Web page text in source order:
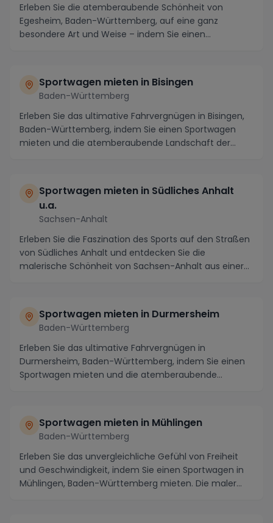
Erleben Sie die atemberaubende Schönheit von
Egesheim, Baden-Württemberg, auf eine ganz
besondere Art und Weise – indem Sie einen
Sportwagen mieten in Bisingen
Baden-Württemberg
Erleben Sie das ultimative Fahrvergnügen in Bisingen,
Baden-Württemberg, indem Sie einen Sportwagen
mieten und die atemberaubende Landschaft der
Sportwagen mieten in Südliches Anhalt
u.a.
Sachsen-Anhalt
Erleben Sie die Faszination des Sports auf den Straßen
von Südliches Anhalt und entdecken Sie die
malerische Schönheit von Sachsen-Anhalt aus einer
Sportwagen mieten in Durmersheim
Baden-Württemberg
Erleben Sie das ultimative Fahrvergnügen in
Durmersheim, Baden-Württemberg, indem Sie einen
Sportwagen mieten und die atemberaubende
Sportwagen mieten in Mühlingen
Baden-Württemberg
Erleben Sie das unvergleichliche Gefühl von Freiheit
und Geschwindigkeit, indem Sie einen Sportwagen in
Mühlingen, Baden-Württemberg mieten. Die maler...